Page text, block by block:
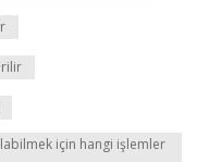
için hangi işlemler